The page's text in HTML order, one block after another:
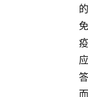
的
免
疫
应
答
而